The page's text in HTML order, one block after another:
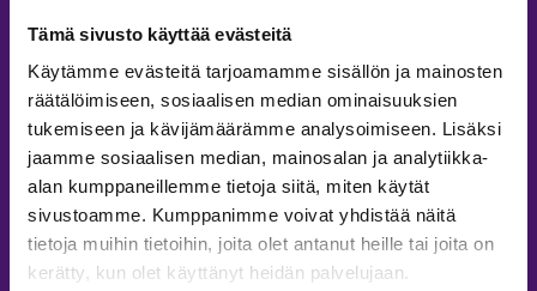
Tämä sivusto käyttää evästeitä
Käytämme evästeitä tarjoamamme sisällön ja mainosten
räätälöimiseen, sosiaalisen median ominaisuuksien
tukemiseen ja kävijämäärämme analysoimiseen. Lisäksi
jaamme sosiaalisen median, mainosalan ja analytiikka-
alan kumppaneillemme tietoja siitä, miten käytät
sivustoamme. Kumppanimme voivat yhdistää näitä
tietoja muihin tietoihin, joita olet antanut heille tai joita on
kerätty, kun olet käyttänyt heidän palvelujaan.
MAJOITUS